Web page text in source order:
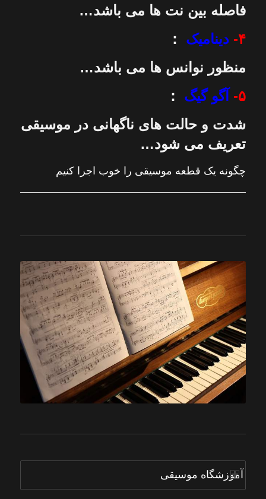
فاصله بین نت ها می باشد…
۴- دینامیک ：
منظور نوانس ها می باشد…
۵-
آگو گیگ ：
شدت و حالت های ناگهانی در موسیقی
تعریف می شود…
چگونه یک قطعه موسیقی را خوب اجرا کنیم
آموزشگاه موسیقی